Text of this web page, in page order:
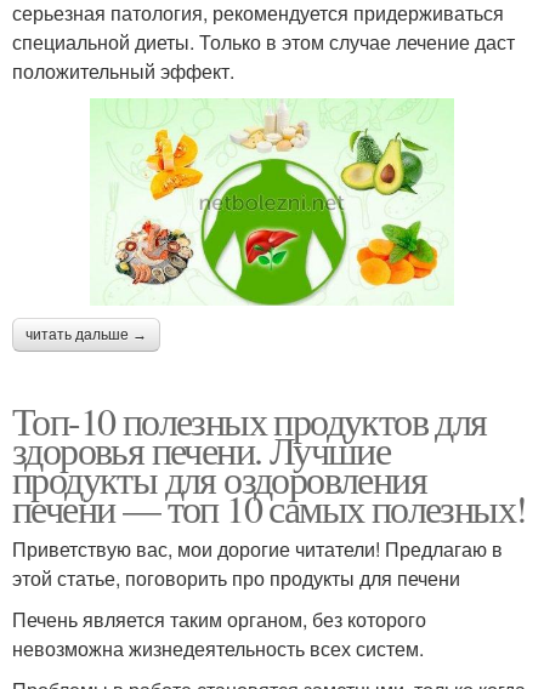
серьезная патология, рекомендуется придерживаться
специальной диеты. Только в этом случае лечение даст
положительный эффект.
читать дальше →
Топ-10 полезных продуктов для
здоровья печени. Лучшие
продукты для оздоровления
печени — топ 10 самых полезных!
Приветствую вас, мои дорогие читатели! Предлагаю в
этой статье, поговорить про продукты для печени
Печень является таким органом, без которого
невозможна жизнедеятельность всех систем.